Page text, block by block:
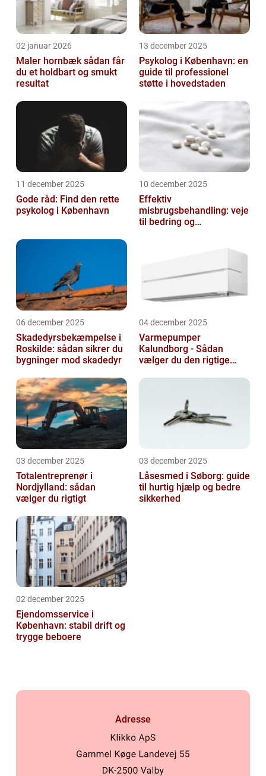
02 januar 2026
Maler hornbæk sådan får
du et holdbart og smukt
resultat
13 december 2025
Psykolog i København: en
guide til professionel
støtte i hovedstaden
11 december 2025
Gode råd: Find den rette
psykolog i København
10 december 2025
Effektiv
misbrugsbehandling: veje
til bedring og
06 december 2025
Skadedyrsbekæmpelse i
Roskilde: sådan sikrer du
bygninger mod skadedyr
04 december 2025
Varmepumper
Kalundborg - Sådan
vælger du den rigtige
03 december 2025
Totalentreprenør i
Nordjylland: sådan
vælger du rigtigt
03 december 2025
Låsesmed i Søborg: guide
til hurtig hjælp og bedre
sikkerhed
02 december 2025
Ejendomsservice i
København: stabil drift og
trygge beboere
Adresse